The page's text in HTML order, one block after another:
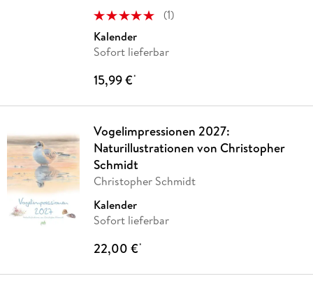
(1)
Kalender
Sofort lieferbar
15,99 €*
Vogelimpressionen 2027:
Naturillustrationen von Christopher
Schmidt
Christopher Schmidt
Kalender
Sofort lieferbar
22,00 €*